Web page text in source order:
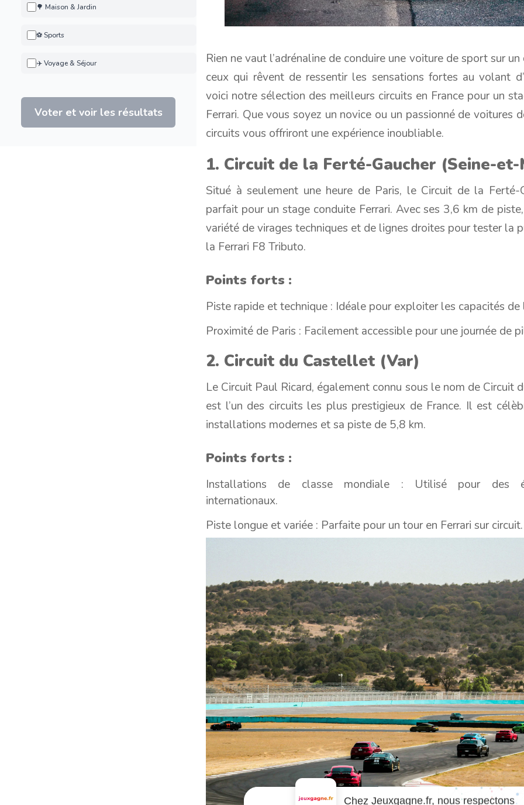
🌳 Maison & Jardin
⚽ Sports
✈️ Voyage & Séjour
Voter et voir les résultats
Rien ne vaut l’adrénaline de conduire une voiture de sport sur
ceux qui rêvent de ressentir les sensations fortes au volant
voici notre sélection des meilleurs circuits en France pour un
Ferrari. Que vous soyez un novice ou un passionné de voitures
circuits vous offriront une expérience inoubliable.
1. Circuit de la Ferté-Gaucher (Seine-et-
Situé à seulement une heure de Paris, le Circuit de la Ferté-
parfait pour un stage conduite Ferrari. Avec ses 3,6 km de
variété de virages techniques et de lignes droites pour tester la
la Ferrari F8 Tributo.
Points forts :
Piste rapide et technique : Idéale pour exploiter les capacités de
Proximité de Paris : Facilement accessible pour une journée de
2. Circuit du Castellet (Var)
Le Circuit Paul Ricard, également connu sous le nom de Circuit
est l’un des circuits les plus prestigieux de France. Il est
installations modernes et sa piste de 5,8 km.
Points forts :
Installations de classe mondiale : Utilisé pour des
internationaux.
Piste longue et variée : Parfaite pour un tour en Ferrari sur circuit.
Chez Jeuxgagne.fr, nous respectons